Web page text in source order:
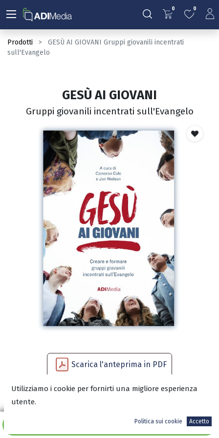
0 0
Prodotti
GESÙ AI GIOVANI Gruppi giovanili incentrati
sull'Evangelo
Aggiungi al carrello
GESÙ AI GIOVANI
Gruppi giovanili incentrati sull'Evangelo
Scarica l'anteprima in PDF
Utilizziamo i cookie per fornirti una migliore esperienza
utente.
Politica sui cookie Accetto